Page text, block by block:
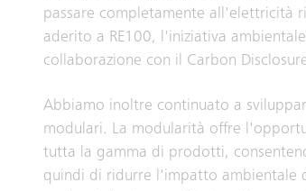
passare completamente all'elettricità
aderito a RE100, l'iniziativa
collaborazione con il Carbon
Abbiamo inoltre continuato a
modulari. La modularità offre
tutta la gamma di prodotti,
quindi di ridurre l'impatto ambientale